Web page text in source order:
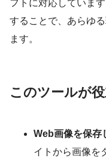
フトに対応していま
することで、あらゆ
ます。
このツールが
Web画像を保存
イトから画像を